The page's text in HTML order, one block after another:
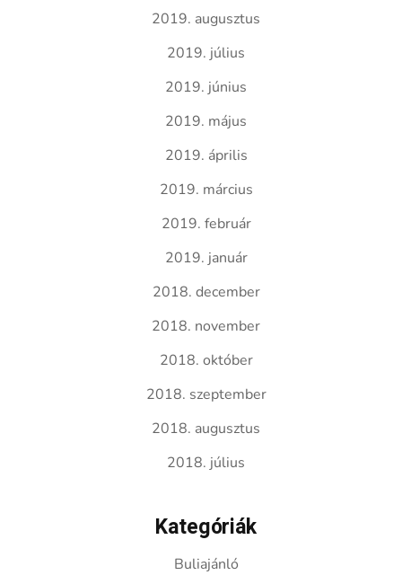
2019. augusztus
2019. július
2019. június
2019. május
2019. április
2019. március
2019. február
2019. január
2018. december
2018. november
2018. október
2018. szeptember
2018. augusztus
2018. július
Kategóriák
Buliajánló